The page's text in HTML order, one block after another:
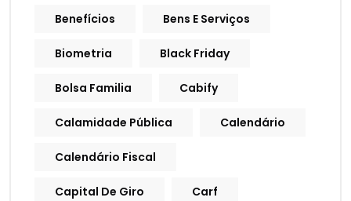
Benefícios Bens E Serviços
Biometria Black Friday
Bolsa Familia Cabify
Calamidade Pública Calendário
Calendário Fiscal
Capital De Giro Carf